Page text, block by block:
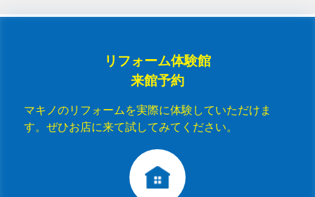
リフォーム体験館
来館予約
マキノのリフォームを実際に体験していただけま
す。ぜひお店に来て試してみてください。